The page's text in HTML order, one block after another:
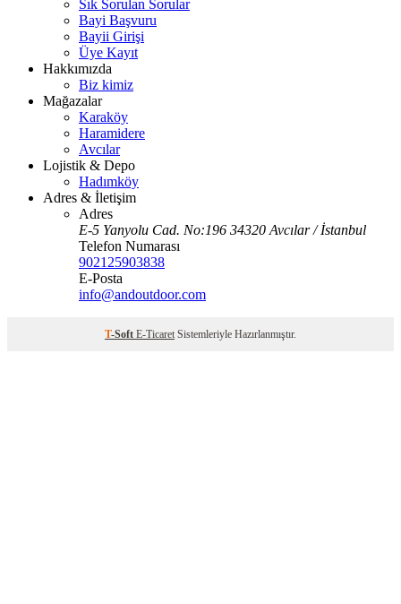
Sık Sorulan Sorular
Bayi Başvuru
Bayii Girişi
Üye Kayıt
Hakkımızda
Biz kimiz
Mağazalar
Karaköy
Haramidere
Avcılar
Lojistik & Depo
Hadımköy
Adres & İletişim
Adres
E-5 Yanyolu Cad. No:196 34320 Avcılar / İstanbul
Telefon Numarası
902125903838
E-Posta
info@andoutdoor.com
T-Soft E-Ticaret Sistemleriyle Hazırlanmıştır.